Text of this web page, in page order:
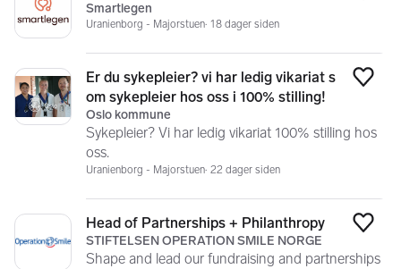
Smartlegen
Uranienborg - Majorstuen 18 dager siden
Er du sykepleier? vi har ledig vikariat s
om sykepleier hos oss i 100% stilling!
Oslo kommune
Sykepleier? Vi har ledig vikariat 100% stilling hos
oss.
Uranienborg - Majorstuen 22 dager siden
Head of Partnerships + Philanthropy
STIFTELSEN OPERATION SMILE NORGE
Shape and lead our fundraising and partnerships